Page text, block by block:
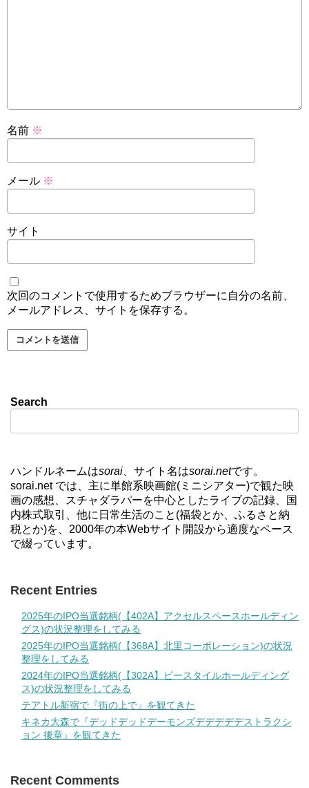
名前 ※
メール ※
サイト
次回のコメントで使用するためブラウザーに自分の名前、
メールアドレス、サイトを保存する。
Search
ハンドルネームはsorai 、サイト名はsorai.netです。
sorai.net では、主に単館系映画館(ミニシアター)で観た映
画の感想、スチャダラパーを中心としたライブの記録、国
内株式取引、他に日常生活のこと(福袋とか、ふるさと納
税とか)を、2000年の本Webサイト開設から適度なペース
で綴っています。
Recent Entries
2025年のIPO当選銘柄(【402A】アクセルスペースホールディン
グス)の状況整理をしてみる
2025年のIPO当選銘柄(【368A】北里コーポレーション)の状況
整理をしてみる
2024年のIPO当選銘柄(【302A】ビースタイルホールディング
ス)の状況整理をしてみる
テアトル新宿で『街の上で』を観てきた
キネカ大森で『デッドデッドデーモンズデデデデデストラクシ
ョン 後章』を観てきた
Recent Comments